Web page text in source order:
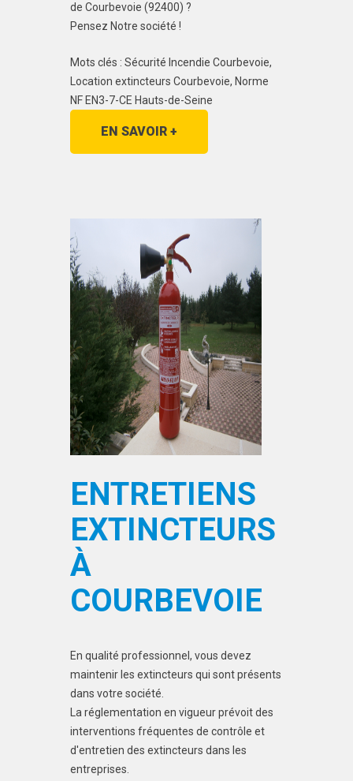
de Courbevoie (92400) ?
Pensez Notre société !
Mots clés : Sécurité Incendie Courbevoie,
Location extincteurs Courbevoie, Norme
NF EN3-7-CE Hauts-de-Seine
EN SAVOIR +
ENTRETIENS
EXTINCTEURS
À
COURBEVOIE
En qualité professionnel, vous devez
maintenir les extincteurs qui sont présents
dans votre société.
La réglementation en vigueur prévoit des
interventions fréquentes de contrôle et
d'entretien des extincteurs dans les
entreprises.